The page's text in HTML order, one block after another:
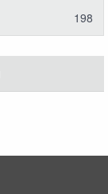
198